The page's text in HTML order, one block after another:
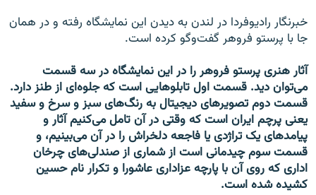
خبرنگار رادیوفردا در لندن به دیدن این نمایشگاه رفته و در همان
جا با پرستو فروهر گفت‌وگو کرده است.
آثار هنری پرستو فروهر را در این نمایشگاه در سه قسمت
می‌توان دید. قسمت اول تابلوهایی است که جلوه‌ای از طنز دارد.
قسمت دوم تصویرهای دیجیتال به رنگ‌های سبز و سرخ و سفید
یعنی پرچم ایران است که وقتی در آن تامل می‌کنیم آثار و
پیامدهای یک تراژدی یا فاجعه دلخراش را در آن می‌بینیم، و
قسمت سوم چیدمانی است از شماری از صندلی‌های چرخان
اداری که روی آن با پارچه عزاداری عاشورا و تکرار نام حسین
کشیده شده است.